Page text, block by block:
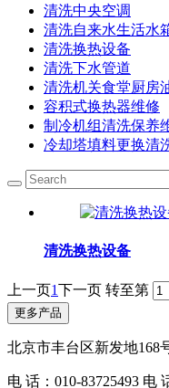
清洗中央空调
清洗自来水生活水
清洗换热设备
清洗下水管道
清洗机关食堂厨房
容积式换热器维修
制冷机组清洗保养
冷却塔填料更换清
清洗换热设备
上一页1下一页 转至第
更多产品
北京市丰台区新发地168
电 话：010-83725493 电